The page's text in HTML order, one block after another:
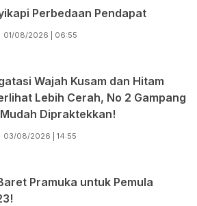
Perbedaan Pendapat
01/08/2026 | 06:55
Wajah Kusam dan Hitam
Lebih Cerah, No 2 Gampang
Dipraktekkan!
03/08/2026 | 14:55
Pramuka untuk Pemula